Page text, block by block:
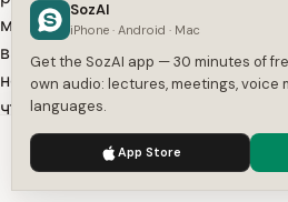
меня там на гигабайт файлов, их
видоизменить и так далее.
не могу туда загрузить
чтобы он с ними что-то сделал.
14:13
Speaker A
клод-код идёт дальше. У меня-
We use cookies to enhance your experience.
SozAI
iPhone · Android · Mac
Get the SozAI app — 30 minutes of
own audio: lectures, meetings, voice
languages.
App Store